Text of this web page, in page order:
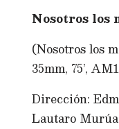
Nosotros los
(Nosotros los
35mm, 75’,
Dirección:
Lautaro